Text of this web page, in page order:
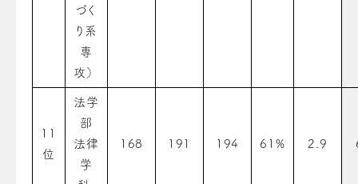
づく
り系
専
攻）
11
位
法学
部
法律
学
168 191 194 61% 2.9